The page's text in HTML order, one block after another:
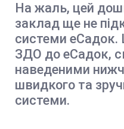
На жаль, цей
заклад ще не
системи
ЗДО до еСадок,
наведеними
швидкого та
системи.